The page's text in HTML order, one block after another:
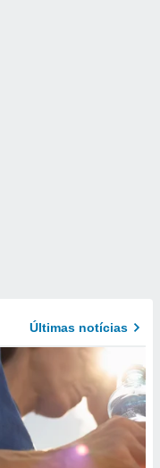
Últimas notícias